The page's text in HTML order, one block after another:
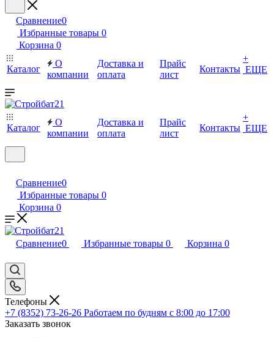
Сравнение0
Избранные товары 0
Корзина 0
Каталог
О
компании
Доставка и
оплата
Прайс
лист
Контакты
+
ЕЩЕ
Каталог
О
компании
Доставка и
оплата
Прайс
лист
Контакты
+
ЕЩЕ
Сравнение0
Избранные товары 0
Корзина 0
Сравнение0 Избранные товары 0 Корзина 0
Телефоны
+7 (8352) 73-26-26 Работаем по будням с 8:00 до 17:00
Заказать звонок